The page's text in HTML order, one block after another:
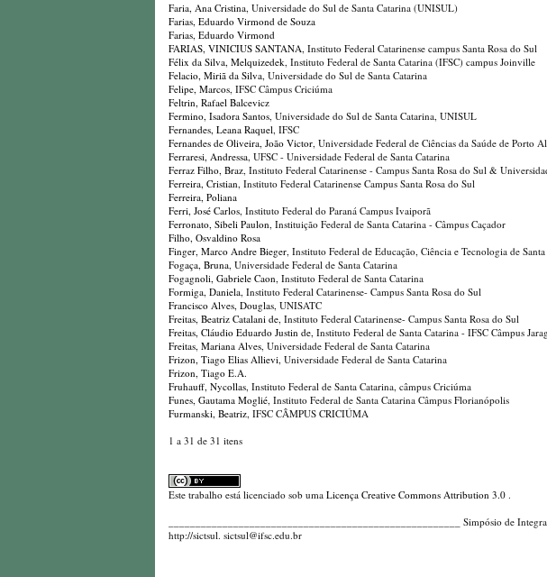
Faria, Ana Cristina, Universidade do Sul de Santa Catarina (UNISUL)
Farias, Eduardo Virmond de Souza
Farias, Eduardo Virmond
FARIAS, VINICIUS SANTANA, Instituto Federal Catarinense campus Santa Rosa do Sul
Félix da Silva, Melquizedek, Instituto Federal de Santa Catarina (IFSC) campus Joinville
Felacio, Miriã da Silva, Universidade do Sul de Santa Catarina
Felipe, Marcos, IFSC Câmpus Criciúma
Feltrin, Rafael Balcevicz
Fermino, Isadora Santos, Universidade do Sul de Santa Catarina, UNISUL
Fernandes, Leana Raquel, IFSC
Fernandes de Oliveira, João Victor, Universidade Federal de Ciências da Saúde de Porto
Ferraresi, Andressa, UFSC - Universidade Federal de Santa Catarina
Ferraz Filho, Braz, Instituto Federal Catarinense - Campus Santa Rosa do Sul &
Ferreira, Cristian, Instituto Federal Catarinense Campus Santa Rosa do Sul
Ferreira, Poliana
Ferri, José Carlos, Instituto Federal do Paraná Campus Ivaiporã
Ferronato, Sibeli Paulon, Instituição Federal de Santa Catarina - Câmpus Caçador
Filho, Osvaldino Rosa
Finger, Marco Andre Bieger, Instituto Federal de Educação, Ciência e Tecnologia de
Fogaça, Bruna, Universidade Federal de Santa Catarina
Fogagnoli, Gabriele Caon, Instituto Federal de Santa Catarina
Formiga, Daniela, Instituto Federal Catarinense- Campus Santa Rosa do Sul
Francisco Alves, Douglas, UNISATC
Freitas, Beatriz Catalani de, Instituto Federal Catarinense- Campus Santa Rosa do Sul
Freitas, Cláudio Eduardo Justin de, Instituto Federal de Santa Catarina - IFSC Câmpus
Freitas, Mariana Alves, Universidade Federal de Santa Catarina
Frizon, Tiago Elias Allievi, Universidade Federal de Santa Catarina
Frizon, Tiago E.A.
Fruhauff, Nycollas, Instituto Federal de Santa Catarina, câmpus Criciúma
Funes, Gautama Moglié, Instituto Federal de Santa Catarina Câmpus Florianópolis
Furmanski, Beatriz, IFSC CÂMPUS CRICIÚMA
1 a 31 de 31 itens
Este trabalho está licenciado sob uma Licença Creative Commons Attribution 3.0 .
______________________________________________________ Simpósio de
http://sictsul. sictsul@ifsc.edu.br